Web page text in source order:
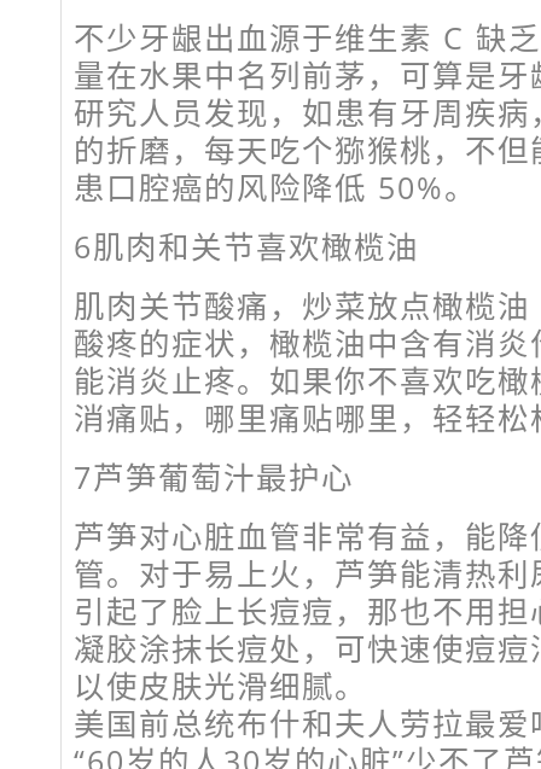
不少牙龈出血源于维生素 C 缺
量在水果中名列前茅，可算是
研究人员发现，如患有牙周疾
的折磨，每天吃个猕猴桃，不
患口腔癌的风险降低 50%。
6肌肉和关节喜欢橄榄油
肌肉关节酸痛，炒菜放点橄榄
酸疼的症状，橄榄油中含有消
能消炎止疼。如果你不喜欢吃
消痛贴，哪里痛贴哪里，轻轻
7芦笋葡萄汁最护心
芦笋对心脏血管非常有益，能
管。对于易上火，芦笋能清热
引起了脸上长痘痘，那也不用
凝胶涂抹长痘处，可快速使痘
以使皮肤光滑细腻。
美国前总统布什和夫人劳拉最
“60岁的人30岁的心脏”少不了